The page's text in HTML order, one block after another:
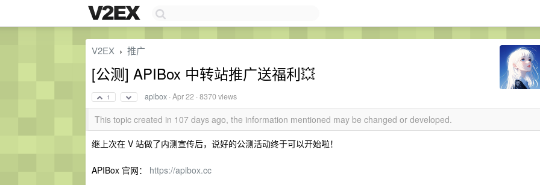
V2EX › 推广
[公测] APIBox 中转站推广送福利💥
1 apibox ·Apr 22 · 8370 views
This topic created in 107 days ago, the information mentioned may be changed or developed.
继上次在 V 站做了内测宣传后，说好的公测活动终于可以开始啦！
APIBox 官网： https://apibox.cc